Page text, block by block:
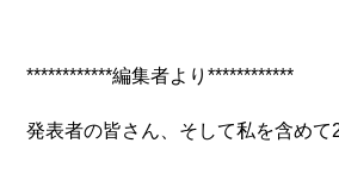
************編集者より************
発表者の皆さん、そして私を含めて